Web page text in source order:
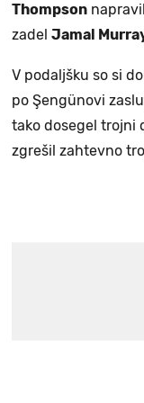
Thompson
zadel Jamal
V podaljšku so si
po Şengünovi
tako dosegel trojni
zgrešil zahtevno